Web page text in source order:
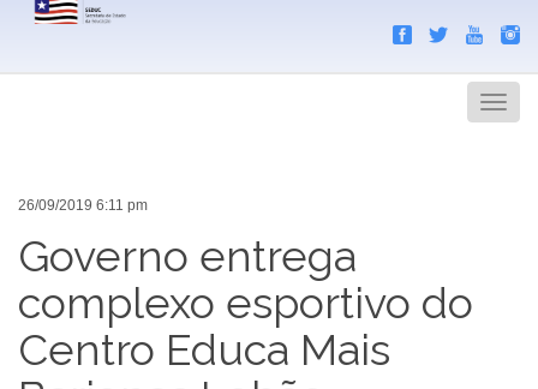
Menu
26/09/2019 6:11 pm
Governo entrega
complexo esportivo do
Centro Educa Mais